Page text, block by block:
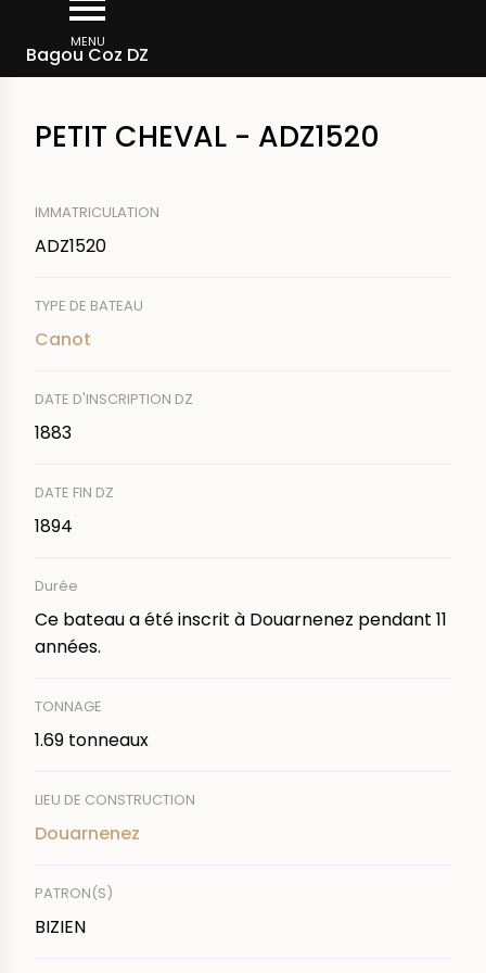
contenu
MENU
Bagou Coz DZ
d'Ariane
Rechercher un bateau
PETIT CHEVAL - ADZ1520
IMMATRICULATION
ADZ1520
TYPE DE BATEAU
Canot
DATE D'INSCRIPTION DZ
1883
DATE FIN DZ
1894
Durée
Ce bateau a été inscrit à Douarnenez pendant 11
années.
TONNAGE
1.69 tonneaux
LIEU DE CONSTRUCTION
Douarnenez
PATRON(S)
BIZIEN